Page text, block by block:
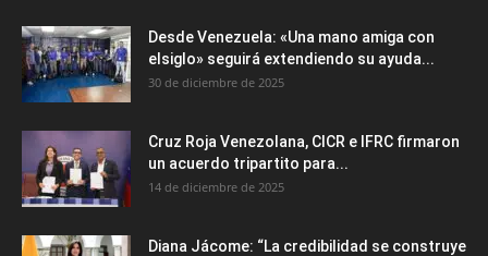
Desde Venezuela: «Una mano amiga con
elsiglo» seguirá extendiendo su ayuda...
30 de diciembre de 2025
Cruz Roja Venezolana, CICR e IFRC firmaron
un acuerdo tripartito para...
14 de diciembre de 2025
Diana Jácome: “La credibilidad se construye